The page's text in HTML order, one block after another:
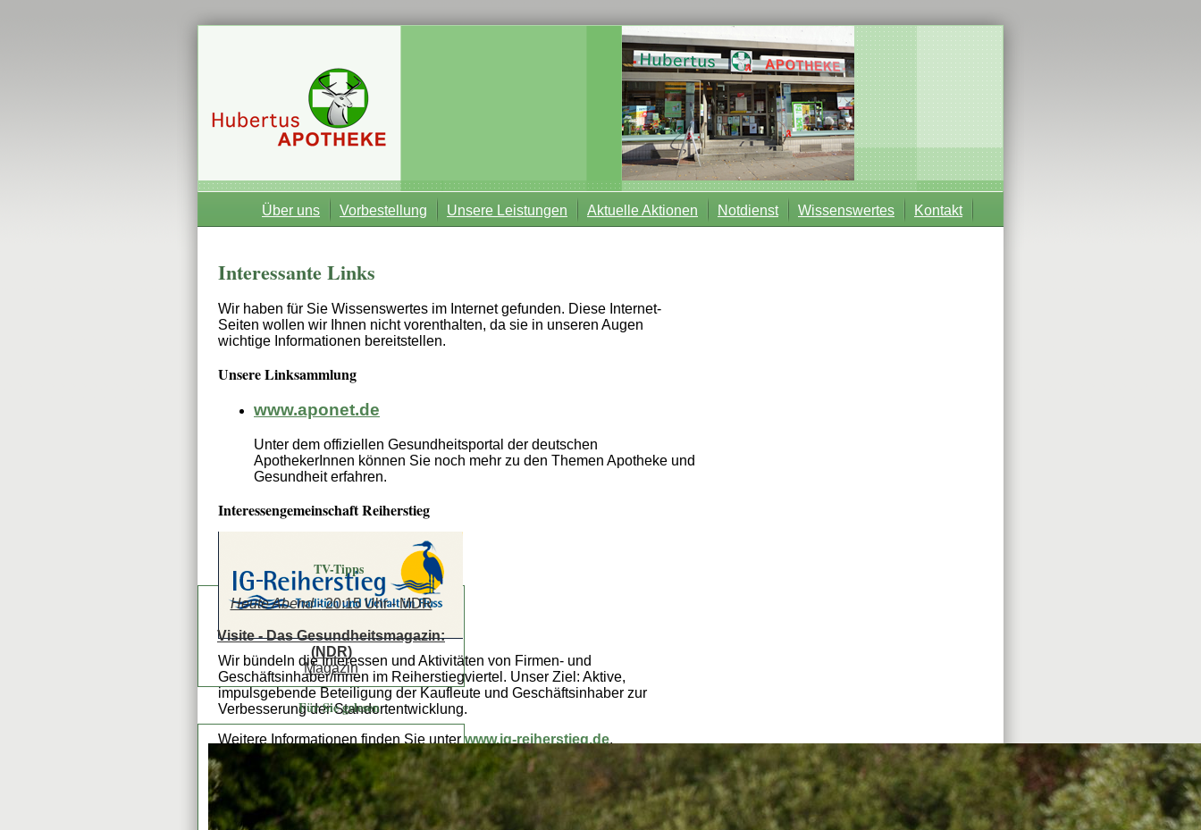
Über uns Vorbestellung Unsere Leistungen Aktuelle Aktionen Notdienst Wissenswertes Kontakt
Interessante Links
Wir haben für Sie Wissenswertes im Internet gefunden. Diese Internet-
Seiten wollen wir Ihnen nicht vorenthalten, da sie in unseren Augen
wichtige Informationen bereitstellen.
Unsere Linksammlung
www.aponet.de
Unter dem offiziellen Gesundheitsportal der deutschen
ApothekerInnen können Sie noch mehr zu den Themen Apotheke und
Gesundheit erfahren.
Interessengemeinschaft Reiherstieg
Wir bündeln die Interessen und Aktivitäten von Firmen- und
Geschäftsinhaber/innen im Reiherstiegviertel. Unser Ziel: Aktive,
impulsgebende Beteiligung der Kaufleute und Geschäftsinhaber zur
Verbesserung der Standortentwicklung.
Weitere Informationen finden Sie unterwww.ig-reiherstieg.de.
TV-Tipps
Heute Abend -20:15 Uhr - MDR
Visite - Das Gesundheitsmagazin:
(NDR)
Magazin
Für Sie gelesen